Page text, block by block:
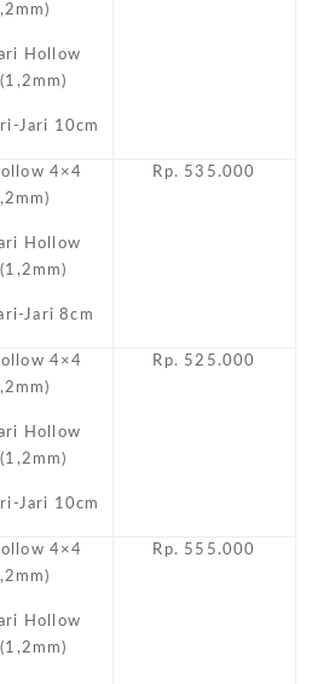
Hollow
Jari 10cm
4×4
Hollow
Jari 8cm
Rp. 535.000
4×4
Hollow
Jari 10cm
Rp. 525.000
4×4
Hollow
Rp. 555.000